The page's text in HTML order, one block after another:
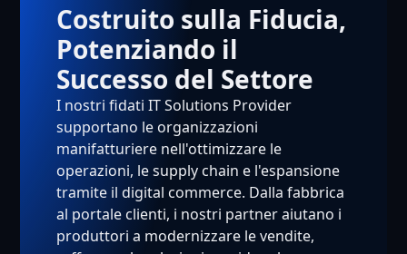
Costruito sulla Fiducia,
Potenziando il
Successo del Settore
I nostri fidati IT Solutions Provider
supportano le organizzazioni
manifatturiere nell'ottimizzare le
operazioni, le supply chain e l'espansione
tramite il digital commerce. Dalla fabbrica
al portale clienti, i nostri partner aiutano i
produttori a modernizzare le vendite,